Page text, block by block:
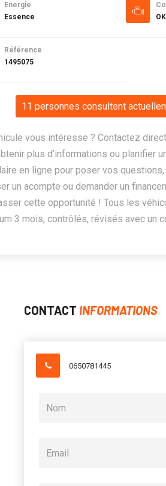
Energie
Essence
Référence
1495075
OK
11 personnes consultent
vous intéresse ? Contactez
plus d’informations ou planifier
en ligne pour poser vos
un acompte ou demander un
cette opportunité ! Tous les
3 mois, contrôlés, révisés avec un
CONTACT INFORMATIONS
0650781445